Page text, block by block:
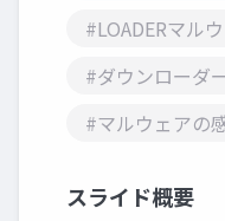
#LOADERマル
#ダウンローダ
#マルウェアの
スライド概要